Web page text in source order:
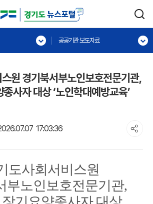
공공기관 보도자료
원 경기북서부노인보호전문기관,
사자 대상 ‘노인학대예방교육’
17:03:36
도사회서비스원
부노인보호전문기관,